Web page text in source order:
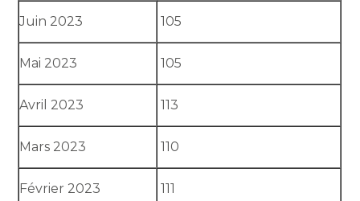
Juin 2023 105
Mai 2023 105
Avril 2023 113
Mars 2023 110
Février 2023 111